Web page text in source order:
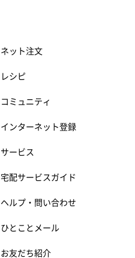
ネット注文
レシピ
コミュニティ
インターネット登録
サービス
宅配サービスガイド
ヘルプ・問い合わせ
ひとことメール
お友だち紹介